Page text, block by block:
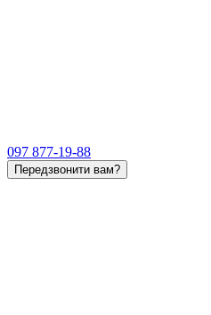
097 877-19-88
Передзвонити вам?